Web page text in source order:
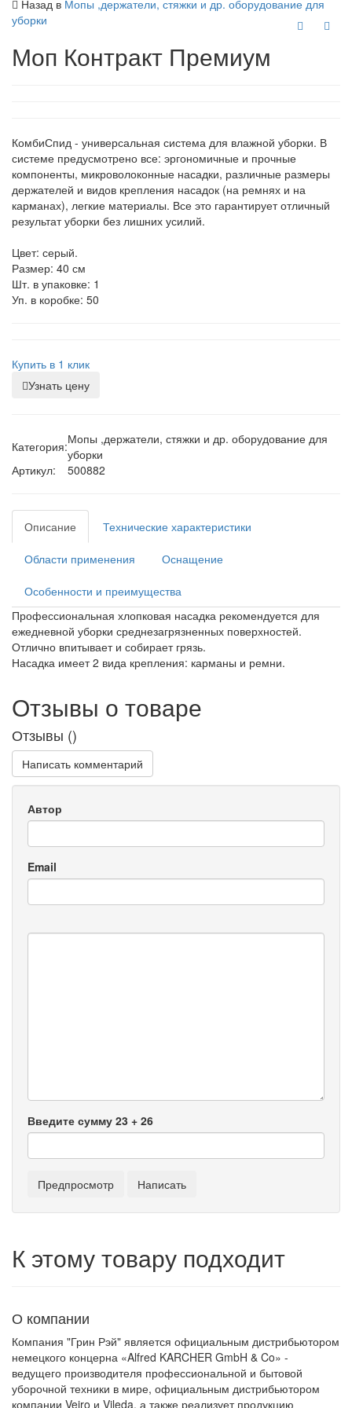
Назад в Мопы ,держатели, стяжки и др. оборудование для
уборки
Моп Контракт Премиум
КомбиСпид - универсальная система для влажной уборки. В
системе предусмотрено все: эргономичные и прочные
компоненты, микроволоконные насадки, различные размеры
держателей и видов крепления насадок (на ремнях и на
карманах), легкие материалы. Все это гарантирует отличный
результат уборки без лишних усилий.
Цвет: серый.
Размер: 40 см
Шт. в упаковке: 1
Уп. в коробке: 50
Купить в 1 клик
Узнать цену
Категория:Мопы ,держатели, стяжки и др. оборудование для
уборки
Артикул:
500882
Описание Технические характеристики
Области применения Оснащение
Особенности и преимущества
Профессиональная хлопковая насадка рекомендуется для
ежедневной уборки среднезагрязненных поверхностей.
Отлично впитывает и собирает грязь.
Насадка имеет 2 вида крепления: карманы и ремни.
Отзывы о товаре
Отзывы ()
Написать комментарий
Автор
Email
Введите сумму 23 + 26
К этому товару подходит
О компании
Компания "Грин Рэй" является официальным дистрибьютором
немецкого концерна «Alfred KARCHER GmbH & Co» -
ведущего производителя профессиональной и бытовой
уборочной техники в мире, официальным дистрибьютором
компании Veiro и Vileda, а также реализует продукцию